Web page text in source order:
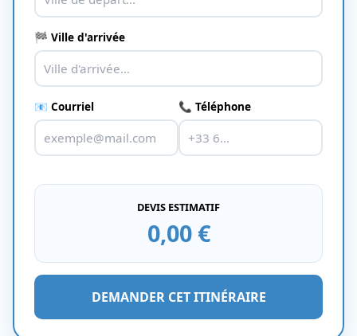
🏁 Ville d'arrivée
📧 Courriel 📞 Téléphone
DEVIS ESTIMATIF
0,00 €
DEMANDER CET ITINÉRAIRE